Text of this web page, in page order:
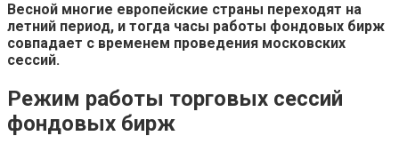
Весной многие европейские страны переходят на
летний период, и тогда часы работы фондовых бирж
совпадает с временем проведения московских
сессий.
Режим работы торговых сессий
фондовых бирж